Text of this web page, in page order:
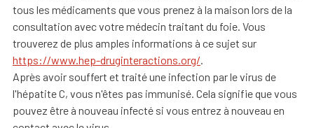
tous les médicaments que vous prenez à la maison lors de la
consultation avec votre médecin traitant du foie. Vous
trouverez de plus amples informations à ce sujet sur
https://www.hep-druginteractions.org/.
Après avoir souffert et traité une infection par le virus de
l'hépatite C, vous n'êtes pas immunisé. Cela signifie que vous
pouvez être à nouveau infecté si vous entrez à nouveau en